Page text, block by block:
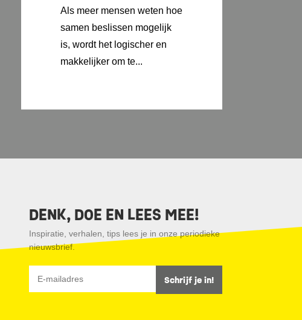
Als meer mensen weten hoe
samen beslissen mogelijk
is, wordt het logischer en
makkelijker om te...
DENK, DOE EN LEES MEE!
Inspiratie, verhalen, tips lees je in onze periodieke
nieuwsbrief.
Schrijf je in!